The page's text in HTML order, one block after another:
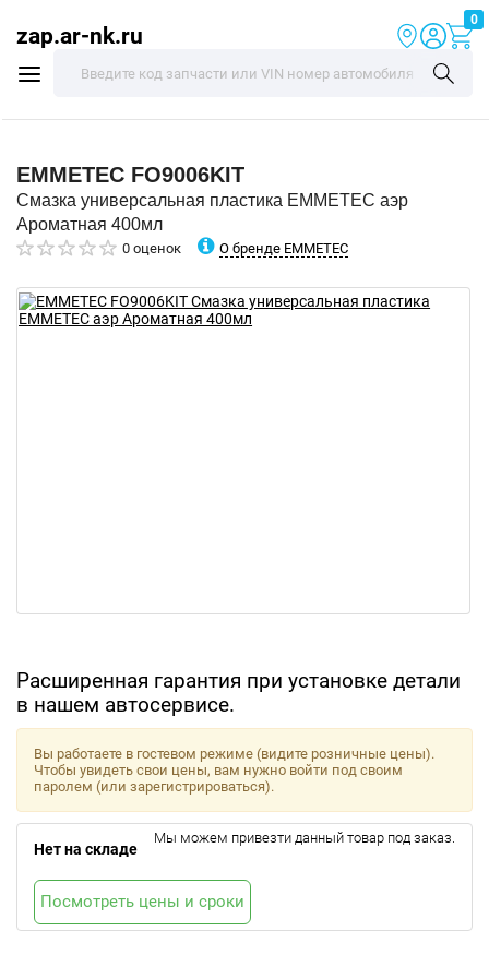
zap.ar-nk.ru
0
EMMETEC FO9006KIT
Смазка универсальная пластика EMMETEC аэр
Ароматная 400мл
0 оценок О бренде EMMETEC
Расширенная гарантия при установке детали
в нашем автосервисе.
Вы работаете в гостевом режиме (видите розничные цены).
Чтобы увидеть свои цены, вам нужно войти под своим
паролем (или зарегистрироваться).
Нет на складе
Мы можем привезти данный товар под заказ.
Посмотреть цены и сроки